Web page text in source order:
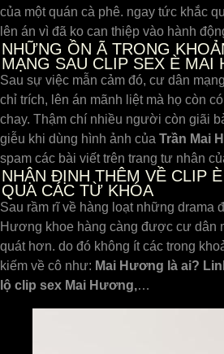
của một quán cà phê. ngay tức khắc
lên án vì đã ko can thiệp vào hành
NHỮNG ỒN Ã TRONG
MẠNG SAU CLIP SEX È MAI
Sau sự việc mẫn cảm đó, cư dân
chỉ trích, lên án mãnh liệt mà họ còn
chay. Thậm chí nhiều người còn giãi
giễu khi dùng hình ảnh của Trần Mai
spam các bài viết trên trang tư nhân
NHẬN ĐỊNH THÊM VỀ CLIP
QUA CÁC TỪ KHÓA
Sau rầm rĩ về hàng loạt những drama
Hương khoe hàng càng được cư dân
quát hơn. do đó không ít các trong
kiếm về cô như: Mai Hương là ai?
lộ clip sex Mai Hương,…